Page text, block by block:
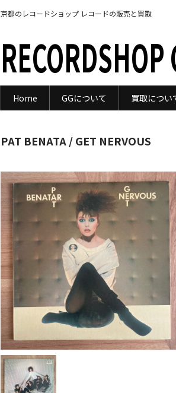
京都のレコードショップ レコードの販売と買取
RECORDSHOP
Home GGについて 買取につい
PAT BENATA / GET NERVOUS